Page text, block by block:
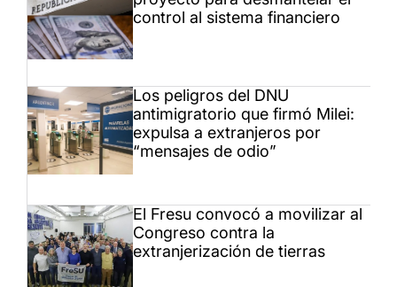
control al sistema financiero
Los peligros del DNU
antimigratorio que firmó Milei:
expulsa a extranjeros por
“mensajes de odio”
El Fresu convocó a movilizar al
Congreso contra la
extranjerización de tierras